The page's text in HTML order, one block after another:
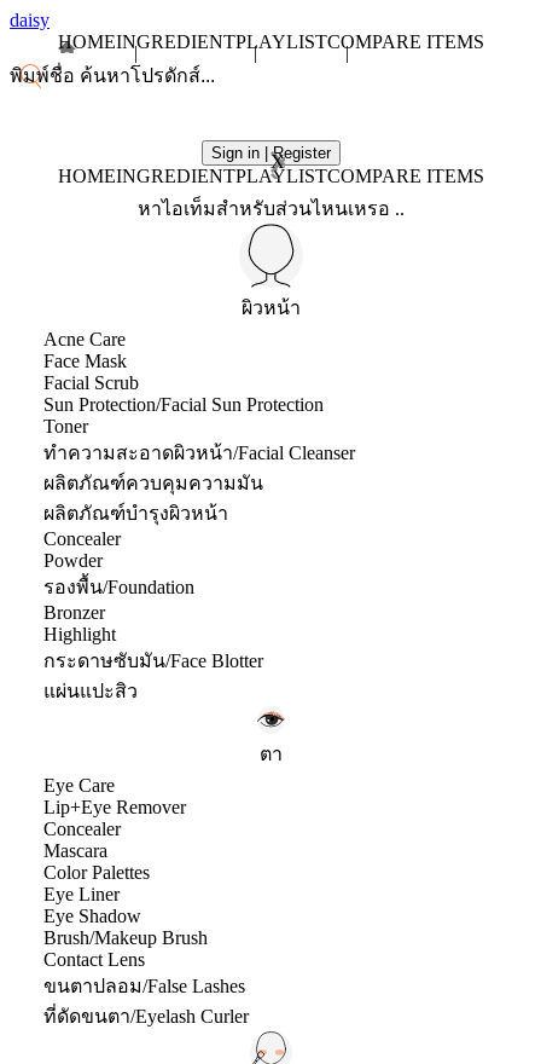
daisy
HOMEINGREDIENTPLAYLISTCOMPARE ITEMS
Sign in | Register
X
HOMEINGREDIENTPLAYLISTCOMPARE ITEMS
หาไอเท็มสำหรับส่วนไหนเหรอ ..
ผิวหน้า
Acne Care
Face Mask
Facial Scrub
Sun Protection/Facial Sun Protection
Toner
ทำความสะอาดผิวหน้า/Facial Cleanser
ผลิตภัณฑ์ควบคุมความมัน
ผลิตภัณฑ์บำรุงผิวหน้า
Concealer
Powder
รองพื้น/Foundation
Bronzer
Highlight
กระดาษซับมัน/Face Blotter
แผ่นแปะสิว
ตา
Eye Care
Lip+Eye Remover
Concealer
Mascara
Color Palettes
Eye Liner
Eye Shadow
Brush/Makeup Brush
Contact Lens
ขนตาปลอม/False Lashes
ที่ดัดขนตา/Eyelash Curler